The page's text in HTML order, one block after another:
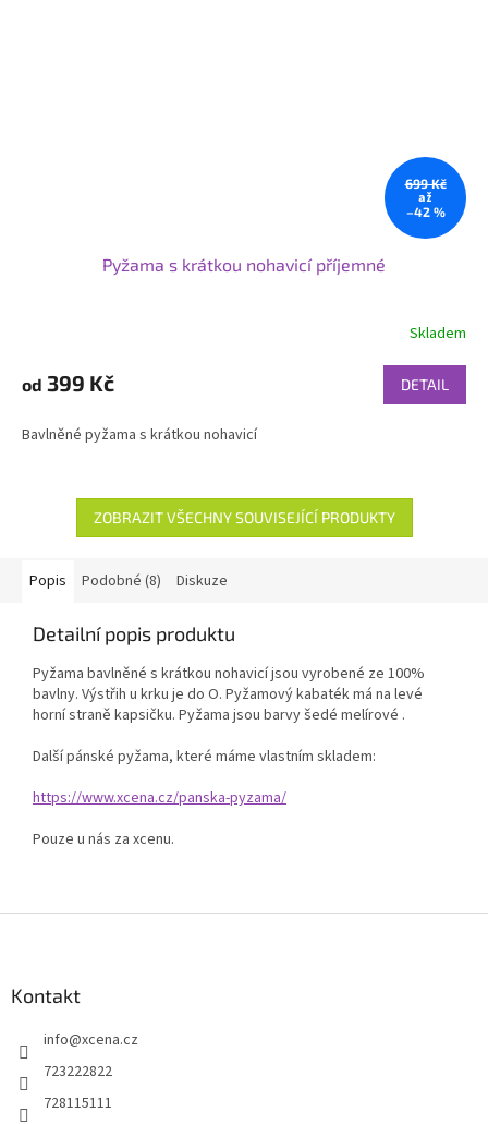
699 Kč
až
–42 %
Pyžama s krátkou nohavicí příjemné
Skladem
od 399 Kč DETAIL
Bavlněné pyžama s krátkou nohavicí
ZOBRAZIT VŠECHNY SOUVISEJÍCÍ PRODUKTY
Popis Podobné (8) Diskuze
Detailní popis produktu
Pyžama bavlněné s krátkou nohavicí jsou vyrobené ze 100%
bavlny. Výstřih u krku je do O. Pyžamový kabaték má na levé
horní straně kapsičku. Pyžama jsou barvy šedé melírové .
Další pánské pyžama, které máme vlastním skladem:
https://www.xcena.cz/panska-pyzama/
Pouze u nás za xcenu.
Kontakt
info@xcena.cz
723222822
728115111